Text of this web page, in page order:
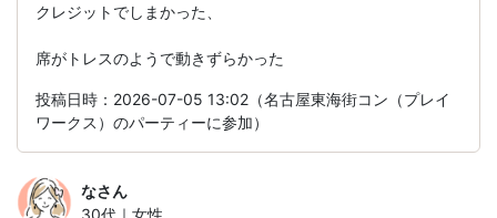
クレジットでしまかった、
席がトレスのようで動きずらかった
投稿日時：2026-07-05 13:02（名古屋東海街コン（プレイ
ワークス）のパーティーに参加）
なさん